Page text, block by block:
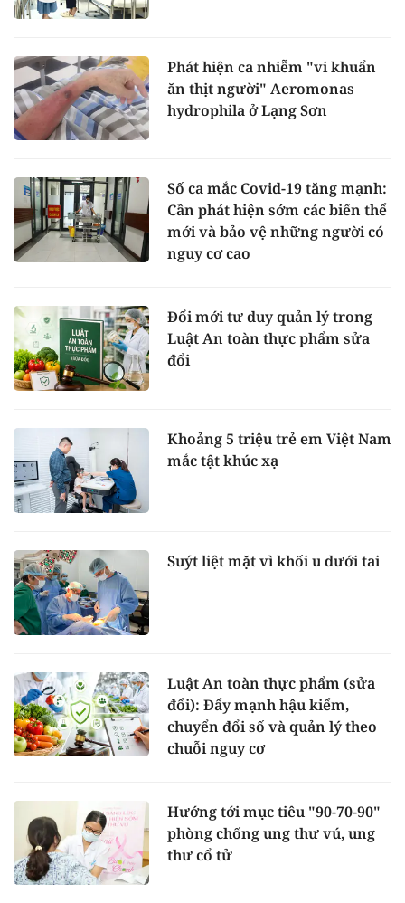
Phát hiện ca nhiễm "vi khuẩn
ăn thịt người" Aeromonas
hydrophila ở Lạng Sơn
Số ca mắc Covid-19 tăng mạnh:
Cần phát hiện sớm các biến thể
mới và bảo vệ những người có
nguy cơ cao
Đổi mới tư duy quản lý trong
Luật An toàn thực phẩm sửa
đổi
Khoảng 5 triệu trẻ em Việt Nam
mắc tật khúc xạ
Suýt liệt mặt vì khối u dưới tai
Luật An toàn thực phẩm (sửa
đổi): Đẩy mạnh hậu kiểm,
chuyển đổi số và quản lý theo
chuỗi nguy cơ
Hướng tới mục tiêu "90-70-90"
phòng chống ung thư vú, ung
thư cổ tử